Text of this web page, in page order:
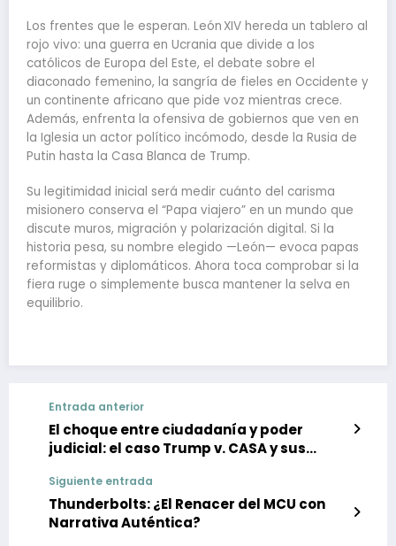
Los frentes que le esperan. León XIV hereda un tablero al
rojo vivo: una guerra en Ucrania que divide a los
católicos de Europa del Este, el debate sobre el
diaconado femenino, la sangría de fieles en Occidente y
un continente africano que pide voz mientras crece.
Además, enfrenta la ofensiva de gobiernos que ven en
la Iglesia un actor político incómodo, desde la Rusia de
Putin hasta la Casa Blanca de Trump.
Su legitimidad inicial será medir cuánto del carisma
misionero conserva el “Papa viajero” en un mundo que
discute muros, migración y polarización digital. Si la
historia pesa, su nombre elegido —León— evoca papas
reformistas y diplomáticos. Ahora toca comprobar si la
fiera ruge o simplemente busca mantener la selva en
equilibrio.
Entrada anterior
El choque entre ciudadanía y poder
judicial: el caso Trump v. CASA y sus
Siguiente entrada
Thunderbolts: ¿El Renacer del MCU con
Narrativa Auténtica?